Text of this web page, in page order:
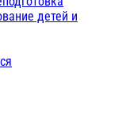
детей и